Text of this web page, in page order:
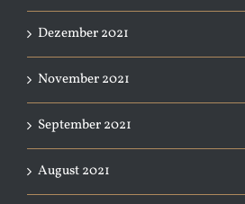
Dezember 2021
November 2021
September 2021
August 2021